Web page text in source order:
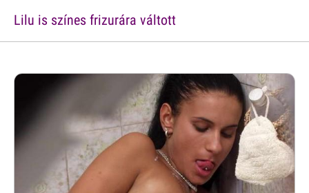
Lilu is színes frizurára váltott